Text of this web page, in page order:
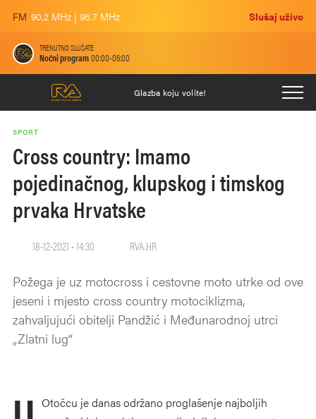
FM 90.2 MHz | 96.7 MHz Slušaj uživo
TRENUTNO SLUŠATE
Noćni program00:00-06:00
Glazba koju volite!
SPORT
Cross country: Imamo
pojedinačnog, klupskog i timskog
prvaka Hrvatske
18-12-2021 • 14:30 RVA.HR
Požega je uz motocross i cestovne moto utrke od ove
jeseni i mjesto cross country motociklizma,
zahvaljujući obitelji Pandžić i Međunarodnoj utrci
„Zlatni lug“
Otočcu je danas održano proglašenje najboljih